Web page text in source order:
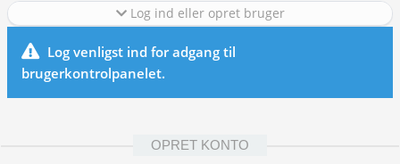
Log ind eller opret bruger
Log venligst ind for adgang til
brugerkontrolpanelet.
OPRET KONTO